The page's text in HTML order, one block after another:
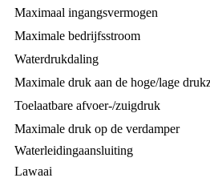
Maximaal ingangsvermogen
Maximale bedrijfsstroom
Waterdrukdaling
Maximale druk aan de hoge/lage
Toelaatbare afvoer-/zuigdruk
Maximale druk op de verdamper
Waterleidingaansluiting
Lawaai